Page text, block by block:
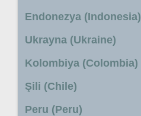
Endonezya (Indonesia)
Ukrayna (Ukraine)
Kolombiya (Colombia)
Şili (Chile)
Peru (Peru)